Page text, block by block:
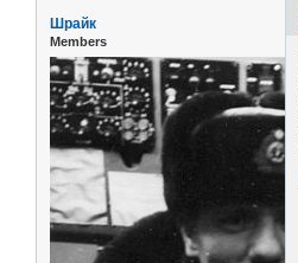
Шрайк
Members